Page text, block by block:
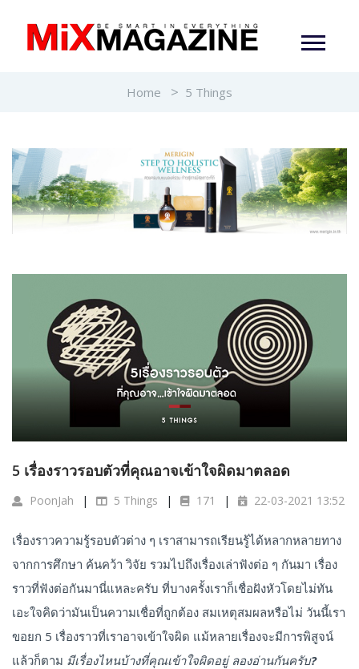
Home 5 Things
5 เรื่องราวรอบตัวที่คุณอาจเข้าใจผิดมาตลอด
PoonJah 5 Things 171 22-03-2021 13:52
เรื่องราวความรู้รอบตัวต่าง ๆ เราสามารถเรียนรู้ได้หลากหลายทาง
จากการศึกษา ค้นคว้า วิจัย รวมไปถึงเรื่องเล่าฟังต่อ ๆ กันมา เรื่อง
ราวที่ฟังต่อกันมานี่แหละครับ ที่บางครั้งเราก็เชื่อฝังหัวโดยไม่ทัน
เอะใจคิดว่ามันเป็นความเชื่อที่ถูกต้อง สมเหตุสมผลหรือไม่ วันนี้เรา
ขอยก 5 เรื่องราวที่เราอาจเข้าใจผิด แม้หลายเรื่องจะมีการพิสูจน์
แล้วก็ตาม มีเรื่องไหนบ้างที่คุณเข้าใจผิดอยู่ ลองอ่านกันครับ?